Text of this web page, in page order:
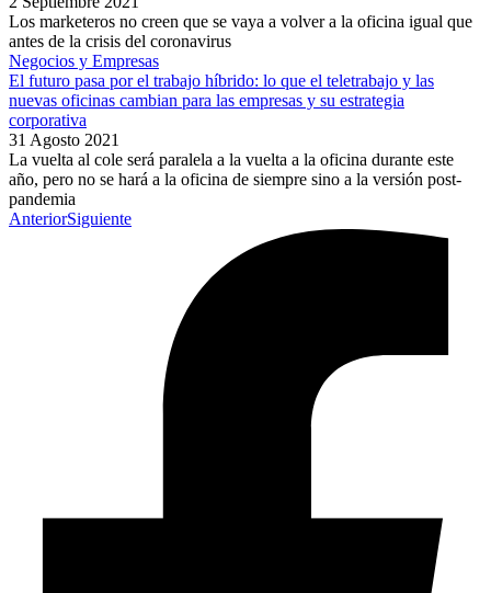
Los marketeros no creen que se vaya a volver a la oficina igual que
antes de la crisis del coronavirus
Negocios y Empresas
El futuro pasa por el trabajo híbrido: lo que el teletrabajo y las
nuevas oficinas cambian para las empresas y su estrategia
corporativa
31 Agosto 2021
La vuelta al cole será paralela a la vuelta a la oficina durante este
año, pero no se hará a la oficina de siempre sino a la versión post-
pandemia
AnteriorSiguiente